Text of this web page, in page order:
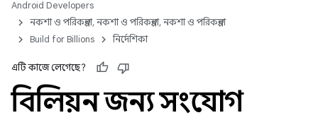
Android Developers
নকশা ও পরিকল্পনা, নকশা ও পরিকল্পনা, নকশা ও পরিকল্পনা
Build for Billions
নির্দেশিকা
এটি কাজে লেগেছে?
বিলিয়ন জন্য সংযোগ